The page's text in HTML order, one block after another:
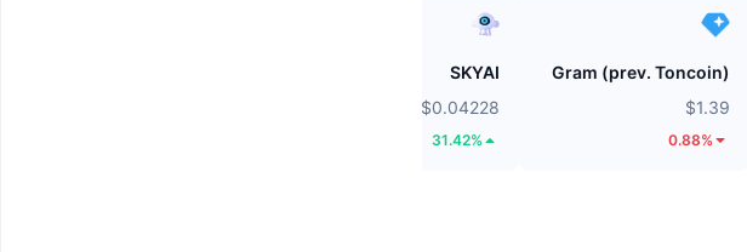
Gram (prev. Toncoin)
$1.39
0.88%
SKYAI
$0.04228
31.42%